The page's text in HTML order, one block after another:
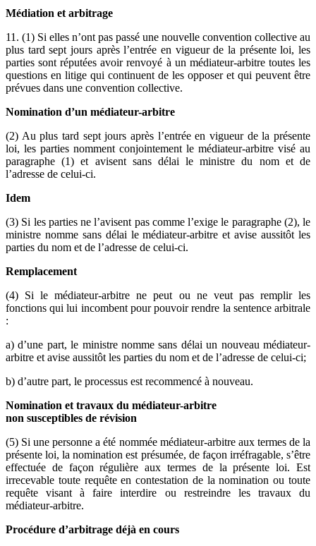
Médiation et arbitrage
11. (1) Si elles n’ont pas passé une nouvelle convention collective au
plus tard sept jours après l’entrée en vigueur de la présente loi, les
parties sont réputées avoir renvoyé à un médiateur-arbitre toutes les
questions en litige qui continuent de les opposer et qui peuvent être
prévues dans une convention collective.
Nomination d’un médiateur-arbitre
(2) Au plus tard sept jours après l’entrée en vigueur de la présente
loi, les parties nomment conjointement le médiateur-arbitre visé au
paragraphe (1) et avisent sans délai le ministre du nom et de
l’adresse de celui-ci.
Idem
(3) Si les parties ne l’avisent pas comme l’exige le paragraphe (2), le
ministre nomme sans délai le médiateur-arbitre et avise aussitôt les
parties du nom et de l’adresse de celui-ci.
Remplacement
(4) Si le médiateur-arbitre ne peut ou ne veut pas remplir les
fonctions qui lui incombent pour pouvoir rendre la sentence arbitrale
:
a) d’une part, le ministre nomme sans délai un nouveau médiateur-
arbitre et avise aussitôt les parties du nom et de l’adresse de celui-ci;
b) d’autre part, le processus est recommencé à nouveau.
Nomination et travaux du médiateur-arbitre
non susceptibles de révision
(5) Si une personne a été nommée médiateur-arbitre aux termes de la
présente loi, la nomination est présumée, de façon irréfragable, s’être
effectuée de façon régulière aux termes de la présente loi. Est
irrecevable toute requête en contestation de la nomination ou toute
requête visant à faire interdire ou restreindre les travaux du
médiateur-arbitre.
Procédure d’arbitrage déjà en cours